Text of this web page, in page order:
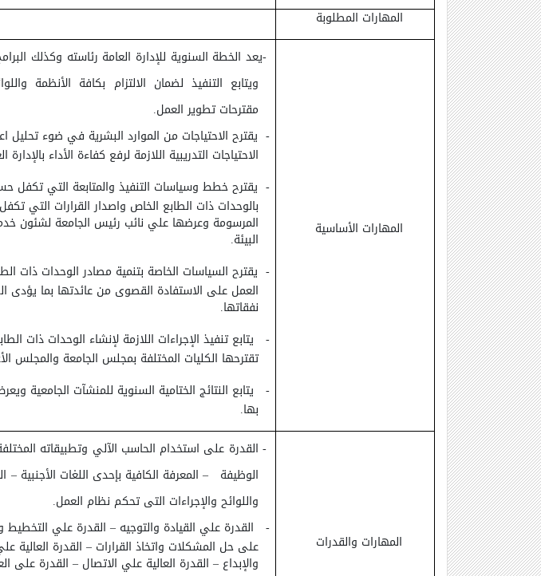
المهارات المطلوبة
المهارات الأساسية
-يعد الخطة السنوية للإدارة العامة رئاسته وكذلك
ويتابع التنفيذ لضمان الالتزام بكافة الأنظمة
مقترحات تطوير العمل.
- يقترح الاحتياجات من الموارد البشرية في ضوء تحليل
الاحتياجات التدريبية اللازمة لرفع كفاءة الأداء بالإدارة
- يقترح خطط وسياسات التنفيذ والمتابعة التي تكفل
بالوحدات ذات الطابع الخاص واصدار القرارات التي
المرسومة وعرضها علي نائب رئيس الجامعة لشئون
البيئة.
- يقترح السياسات الخاصة بتنمية مصادر الوحدات ذات
العمل على الاستفادة القصوى من عائدتها بما يؤدى
نفقاتها.
- يتابع تنفيذ الإجراءات اللازمة لإنشاء الوحدات ذات
تقترحها الكليات المختلفة بمجلس الجامعة والمجلس
- يتابع النتائج الختامية السنوية للمنشآت الجامعية
بها.
المهارات والقدرات
- القدرة على استخدام الحاسب الآلي وتطبيقاته
الوظيفة – المعرفة الكافية بإحدى اللغات الأجنبية –
واللوائح والإجراءات التى تحكم نظام العمل.
- القدرة علي القيادة والتوجيه – القدرة علي التخطيط
على حل المشكلات واتخاذ القرارات – القدرة العالية
والإبداع – القدرة العالية علي الاتصال – القدرة على